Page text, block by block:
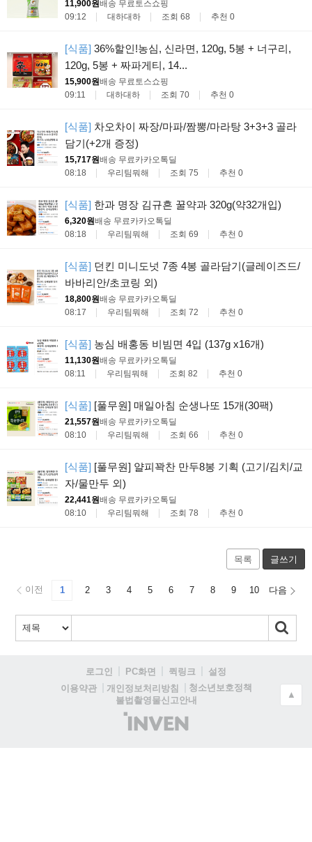
11,900원배송 무료토스쇼핑
09:12
대하대하 조회 68 추천 0
[식품] 36%할인!농심, 신라면, 120g, 5봉 + 너구리,
120g, 5봉 + 짜파게티, 14...
15,900원배송 무료토스쇼핑
09:11
대하대하 조회 70 추천 0
[식품] 차오차이 짜장/마파/짬뽕/마라탕 3+3+3 골라
담기(+2개 증정)
15,717원배송 무료카카오톡딜
08:18
우리팀뭐해 조회 75 추천 0
[식품] 한과 명장 김규흔 꿀약과 320g(약32개입)
6,320원배송 무료카카오톡딜
08:18
우리팀뭐해 조회 69 추천 0
[식품] 던킨 미니도넛 7종 4봉 골라담기(글레이즈드/
바바리안/초코링 외)
18,800원배송 무료카카오톡딜
08:17
우리팀뭐해 조회 72 추천 0
[식품] 농심 배홍동 비빔면 4입 (137g x16개)
11,130원배송 무료카카오톡딜
08:11
우리팀뭐해 조회 82 추천 0
[식품] [풀무원] 매일아침 순생나또 15개(30팩)
21,557원배송 무료카카오톡딜
08:10
우리팀뭐해 조회 66 추천 0
[식품] [풀무원] 얄피꽉찬 만두8봉 기획 (고기/김치/교
자/물만두 외)
22,441원배송 무료카카오톡딜
08:10
우리팀뭐해 조회 78 추천 0
목록 글쓰기
이전 1 2 3 4 5 6 7 8 9 10 다음
로그인 PC화면 퀵링크
설정
이용약관
개인정보처리방침
청소년보호정책
불법촬영물신고안내
(주)
인
▲